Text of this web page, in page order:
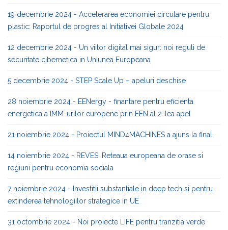
19 decembrie 2024 - Accelerarea economiei circulare pentru
plastic: Raportul de progres al Initiativei Globale 2024
12 decembrie 2024 - Un viitor digital mai sigur: noi reguli de
securitate cibernetica in Uniunea Europeana
5 decembrie 2024 - STEP Scale Up – apeluri deschise
28 noiembrie 2024 - EENergy - finantare pentru eficienta
energetica a IMM-urilor europene prin EEN al 2-lea apel
21 noiembrie 2024 - Proiectul MIND4MACHINES a ajuns la final
14 noiembrie 2024 - REVES: Reteaua europeana de orase si
regiuni pentru economia sociala
7 noiembrie 2024 - Investitii substantiale in deep tech si pentru
extinderea tehnologiilor strategice in UE
31 octombrie 2024 - Noi proiecte LIFE pentru tranzitia verde